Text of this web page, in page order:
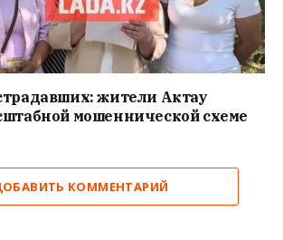
жители Актау
мошеннической схеме
КОММЕНТАРИЙ